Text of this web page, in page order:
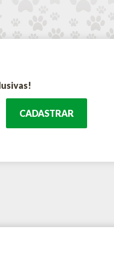
CADASTRAR